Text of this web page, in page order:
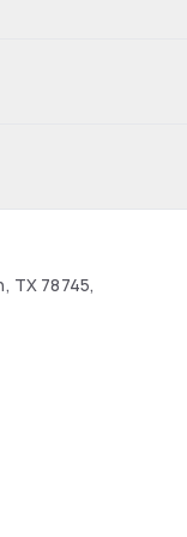
TX 78745,